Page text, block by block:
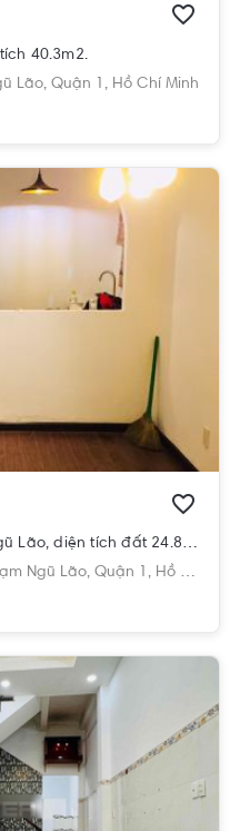
40.3m2.
Lão, Quận 1, Hồ Chí Minh
Nhà phố hẻm đường Phạm Ngũ Lão, diện tích đất 24.8m2, diện tích sàn 62.9m2
Ngũ Lão, Quận 1, Hồ Chí Minh